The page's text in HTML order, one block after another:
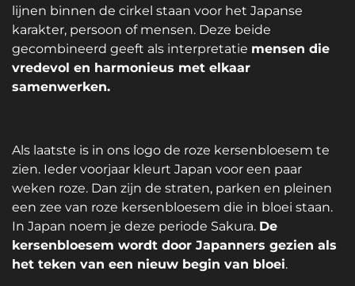
lijnen binnen de cirkel staan voor het Japanse
karakter, persoon of mensen. Deze beide
gecombineerd geeft als interpretatie mensen die
vredevol en harmonieus met elkaar
samenwerken.
Als laatste is in ons logo de roze kersenbloesem te
zien. Ieder voorjaar kleurt Japan voor een paar
weken roze. Dan zijn de straten, parken en pleinen
een zee van roze kersenbloesem die in bloei staan.
In Japan noem je deze periode Sakura. De
kersenbloesem wordt door Japanners gezien als
het teken van een nieuw begin van bloei.